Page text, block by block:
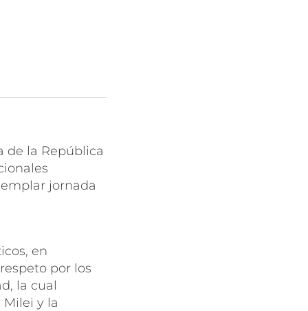
de la República
jornada
en
por los
la cual
y la